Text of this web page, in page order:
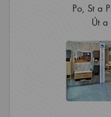
Po, St a
Út a